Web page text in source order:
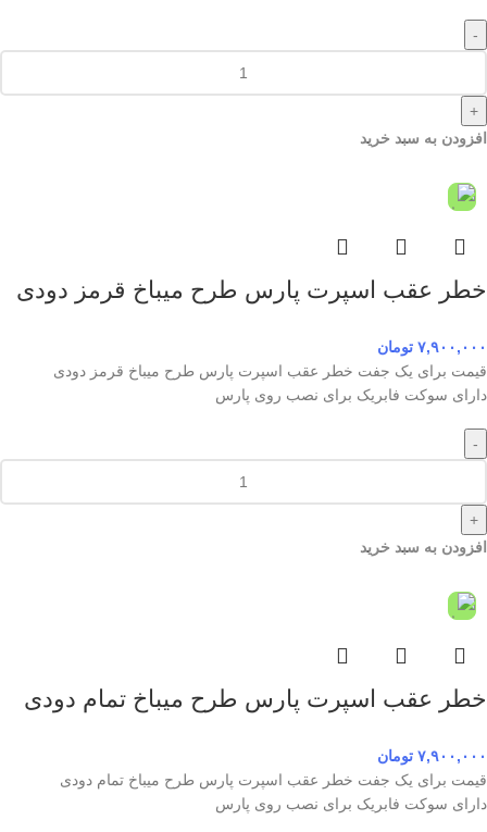
-
+
افزودن به سبد خرید
خطر عقب اسپرت پارس طرح میباخ قرمز دودی
۷,۹۰۰,۰۰۰ تومان
قیمت برای یک جفت خطر عقب اسپرت پارس طرح میباخ قرمز دودی
دارای سوکت فابریک برای نصب روی پارس
-
+
افزودن به سبد خرید
خطر عقب اسپرت پارس طرح میباخ تمام دودی
۷,۹۰۰,۰۰۰ تومان
قیمت برای یک جفت خطر عقب اسپرت پارس طرح میباخ تمام دودی
دارای سوکت فابریک برای نصب روی پارس